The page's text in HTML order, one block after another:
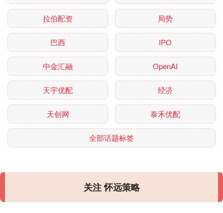
拉伯配资 局势
巴西 IPO
中金汇融 OpenAI
天宇优配 经济
天创网 泰禾优配
全部话题标签
关注 怀远策略